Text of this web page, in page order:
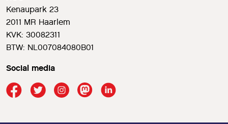
Kenaupark 23
2011 MR Haarlem
KVK: 30082311
BTW: NL007084080B01
Social media